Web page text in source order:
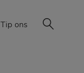
Tip ons